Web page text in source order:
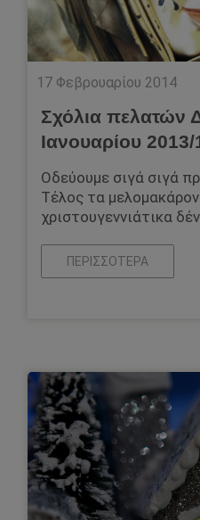
17 Φεβρουαρίου 2014
Σχόλια πελατών
Ιανουαρίου 2013/
Οδεύουμε σιγά σιγά
Τέλος τα
χριστουγεννιάτικα
ΠΕΡΙΣΣΌΤΕΡΑ